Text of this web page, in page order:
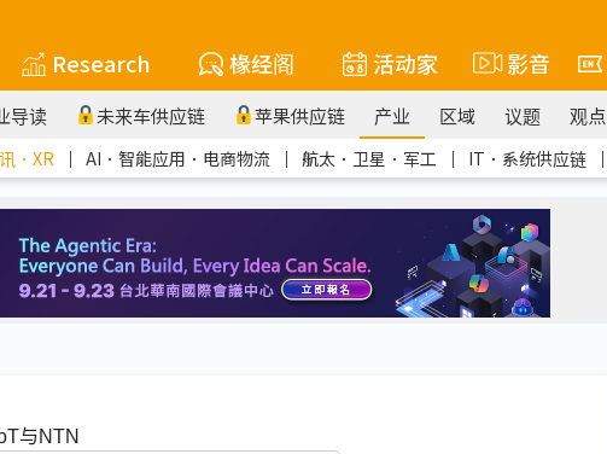
Research 椽经阁 活动家 影音
导读 未来车供应链 苹果供应链 产业 区域 议题 观点
．XR ｜ AI．智能应用．电商物流 ｜ 航太．卫星．军工 ｜ IT．系统供应链 ｜
与NTN